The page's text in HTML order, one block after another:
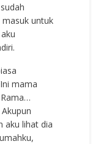
untuk
mama
aku lihat dia